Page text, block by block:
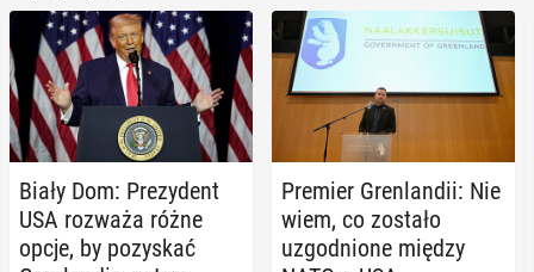
Biały Dom: Pre­zy­dent
USA rozważa różne
opcje, by po­zy­skać
Premier Gren­lan­dii: Nie
wiem, co zostało
uzgod­nio­ne między